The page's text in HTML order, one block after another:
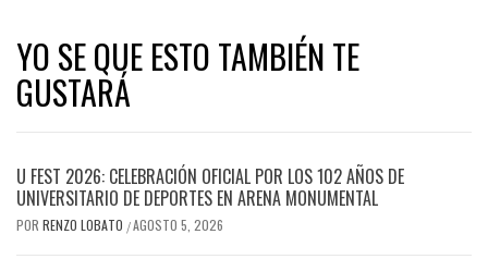
YO SE QUE ESTO TAMBIÉN TE
GUSTARÁ
U FEST 2026: CELEBRACIÓN OFICIAL POR LOS 102 AÑOS DE
UNIVERSITARIO DE DEPORTES EN ARENA MONUMENTAL
POR RENZO LOBATO /AGOSTO 5, 2026